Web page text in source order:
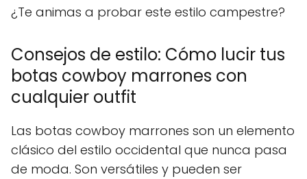
¿Te animas a probar este estilo campestre?
Consejos de estilo: Cómo lucir tus
botas cowboy marrones con
cualquier outfit
Las botas cowboy marrones son un elemento
clásico del estilo occidental que nunca pasa
de moda. Son versátiles y pueden ser